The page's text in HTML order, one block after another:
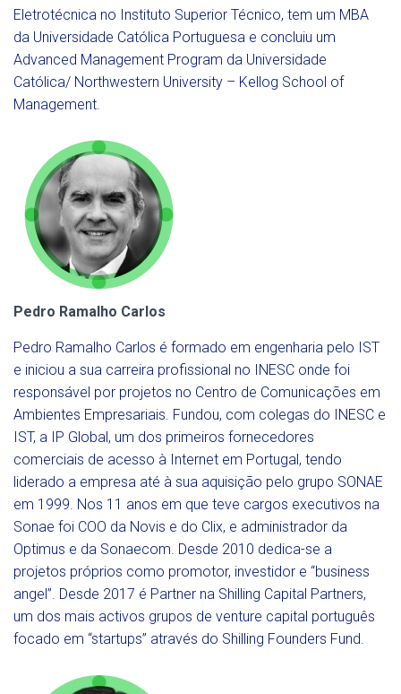
Eletrotécnica no Instituto Superior Técnico, tem um MBA
da Universidade Católica Portuguesa e concluiu um
Advanced Management Program da Universidade
Católica/ Northwestern University – Kellog School of
Management.
Pedro Ramalho Carlos
Pedro Ramalho Carlos é formado em engenharia pelo IST
e iniciou a sua carreira profissional no INESC onde foi
responsável por projetos no Centro de Comunicações em
Ambientes Empresariais. Fundou, com colegas do INESC e
IST, a IP Global, um dos primeiros fornecedores
comerciais de acesso à Internet em Portugal, tendo
liderado a empresa até à sua aquisição pelo grupo SONAE
em 1999. Nos 11 anos em que teve cargos executivos na
Sonae foi COO da Novis e do Clix, e administrador da
Optimus e da Sonaecom. Desde 2010 dedica-se a
projetos próprios como promotor, investidor e “business
angel”. Desde 2017 é Partner na Shilling Capital Partners,
um dos mais activos grupos de venture capital português
focado em “startups” através do Shilling Founders Fund.